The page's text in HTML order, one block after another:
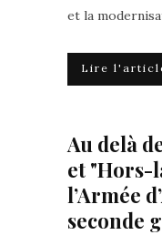
et la
Lire
Au delà
et "Hors-
l’Armée
seconde